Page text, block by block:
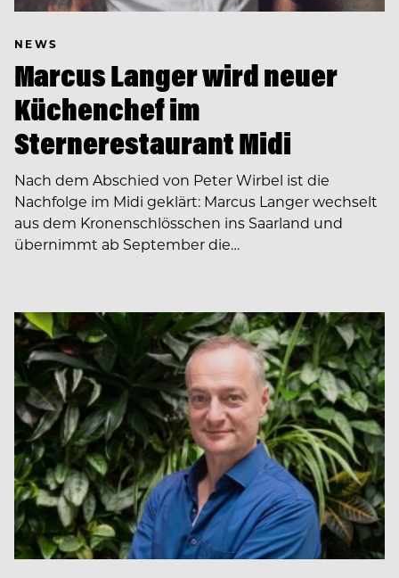
NEWS
Marcus Langer wird neuer
Küchenchef im
Sternerestaurant Midi
Nach dem Abschied von Peter Wirbel ist die
Nachfolge im Midi geklärt: Marcus Langer wechselt
aus dem Kronenschlösschen ins Saarland und
übernimmt ab September die…